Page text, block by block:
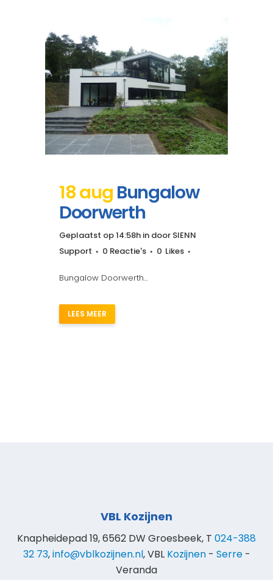
18 aug Bungalow
Doorwerth
Geplaatst op 14:58h in door SIENN
Support
0 Reactie's 0 Likes
Bungalow Doorwerth...
LEES MEER
VBL Kozijnen
Knapheidepad 19, 6562 DW Groesbeek, T 024-388
32 73,info@vblkozijnen.nl, VBL Kozijnen- Serre-
Veranda